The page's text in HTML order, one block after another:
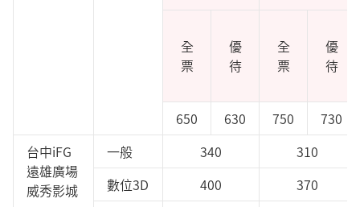
全
票
優
待
全
票
優
待
650 630 750
730
台中iFG
遠雄廣場
威秀影城
一般 340
310
數位3D
400
370